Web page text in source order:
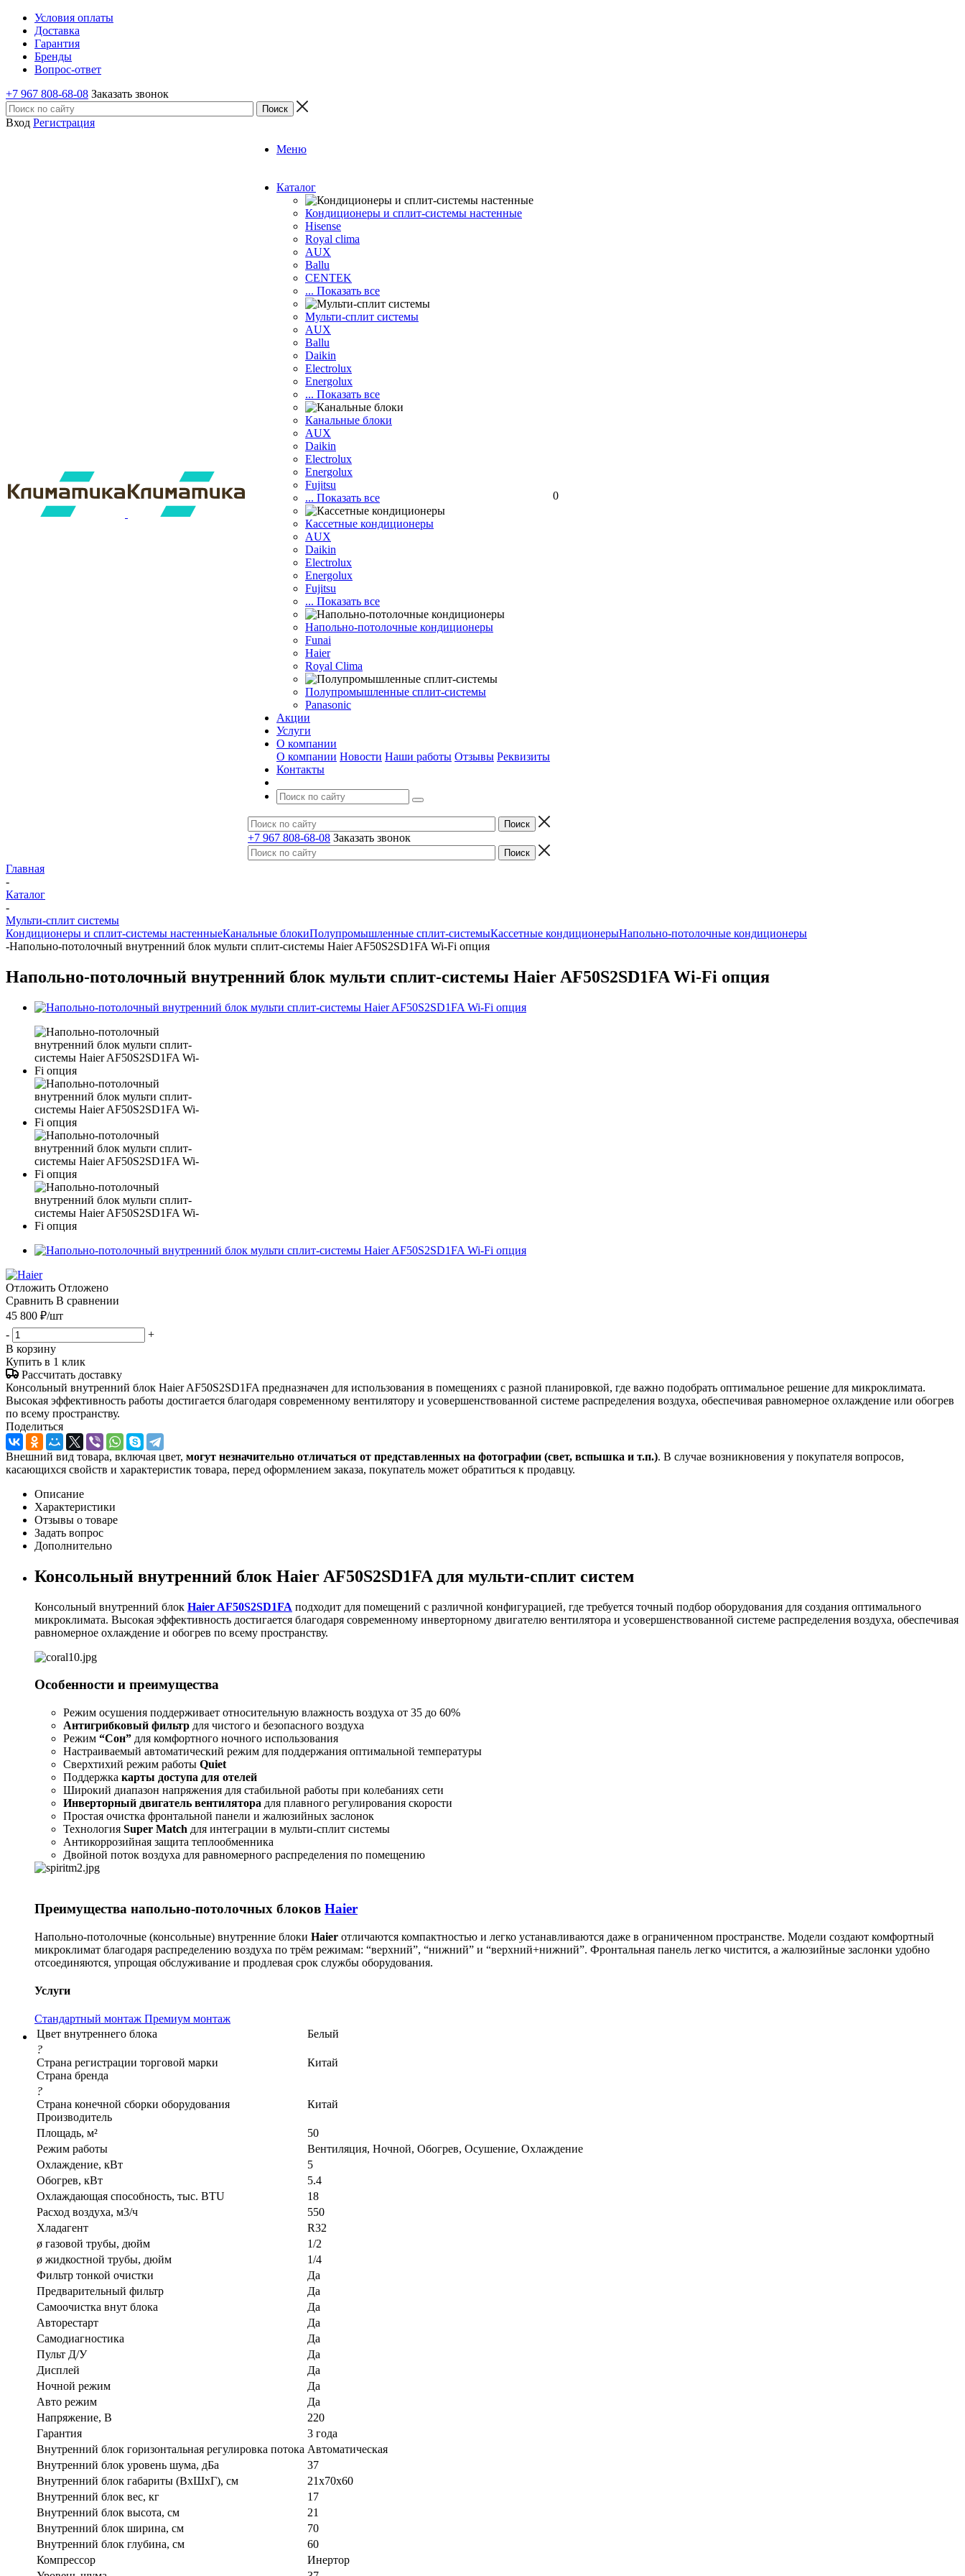
Условия оплаты
Доставка
Гарантия
Бренды
Вопрос-ответ
+7 967 808-68-08 Заказать звонок
Вход Регистрация
Меню
Каталог
Кондиционеры и сплит-системы настенные
Hisense
Royal clima
AUX
Ballu
CENTEK
... Показать все
Мульти-сплит системы
AUX
Ballu
Daikin
Electrolux
Energolux
... Показать все
Канальные блоки
AUX
Dаikin
Electrolux
Energolux
Fujitsu
... Показать все
Кассетные кондиционеры
AUX
Daikin
Electrolux
Energolux
Fujitsu
... Показать все
Напольно-потолочные кондиционеры
Funai
Haier
Royal Clima
Полупромышленные сплит-системы
Panasonic
Акции
Услуги
О компании
О компании Новости Наши работы Отзывы Реквизиты
Контакты
+7 967 808-68-08 Заказать звонок
0
Главная
-
Каталог
-
Мульти-сплит системы
Кондиционеры и сплит-системы настенныеКанальные блокиПолупромышленные сплит-системыКассетные кондиционерыНапольно-потолочные кондиционеры
-Напольно-потолочный внутренний блок мульти сплит-системы Haier AF50S2SD1FA Wi-Fi опция
Напольно-потолочный внутренний блок мульти сплит-системы Haier AF50S2SD1FA Wi-Fi опция
Отложить Отложено
Сравнить В сравнении
45 800 ₽/шт
-
+
В корзину
Купить в 1 клик
Рассчитать доставку
Консольный внутренний блок Haier AF50S2SD1FA предназначен для использования в помещениях с разной планировкой, где важно подобрать оптимальное решение для микроклимата.
Высокая эффективность работы достигается благодаря современному вентилятору и усовершенствованной системе распределения воздуха, обеспечивая равномерное охлаждение или обогрев
по всему пространству.
Поделиться
Внешний вид товара, включая цвет, могут незначительно отличаться от представленных на фотографии (свет, вспышка и т.п.). В случае возникновения у покупателя вопросов,
касающихся свойств и характеристик товара, перед оформлением заказа, покупатель может обратиться к продавцу.
Описание
Характеристики
Отзывы о товаре
Задать вопрос
Дополнительно
Консольный внутренний блок Haier AF50S2SD1FA для мульти-сплит систем
Консольный внутренний блок Haier AF50S2SD1FA подходит для помещений с различной конфигурацией, где требуется точный подбор оборудования для создания оптимального
микроклимата. Высокая эффективность достигается благодаря современному инверторному двигателю вентилятора и усовершенствованной системе распределения воздуха, обеспечивая
равномерное охлаждение и обогрев по всему пространству.
Особенности и преимущества
Режим осушения поддерживает относительную влажность воздуха от 35 до 60%
Антигрибковый фильтр для чистого и безопасного воздуха
Режим “Сон” для комфортного ночного использования
Настраиваемый автоматический режим для поддержания оптимальной температуры
Сверхтихий режим работы Quiet
Поддержка карты доступа для отелей
Широкий диапазон напряжения для стабильной работы при колебаниях сети
Инверторный двигатель вентилятора для плавного регулирования скорости
Простая очистка фронтальной панели и жалюзийных заслонок
Технология Super Match для интеграции в мульти-сплит системы
Антикоррозийная защита теплообменника
Двойной поток воздуха для равномерного распределения по помещению
Преимущества напольно-потолочных блоков Haier
Напольно-потолочные (консольные) внутренние блоки Haier отличаются компактностью и легко устанавливаются даже в ограниченном пространстве. Модели создают комфортный
микроклимат благодаря распределению воздуха по трём режимам: “верхний”, “нижний” и “верхний+нижний”. Фронтальная панель легко чистится, а жалюзийные заслонки удобно
отсоединяются, упрощая обслуживание и продлевая срок службы оборудования.
Услуги
Стандартный монтаж Премиум монтаж
Цвет внутреннего блока
Белый
?
Страна регистрации торговой марки
Страна бренда
Китай
?
Страна конечной сборки оборудования
Производитель
Китай
Площадь, м²
50
Режим работы
Вентиляция, Ночной, Обогрев, Осушение, Охлаждение
Охлаждение, кВт
5
Обогрев, кВт
5.4
Охлаждающая способность, тыс. BTU
18
Расход воздуха, м3/ч
550
Хладагент
R32
ø газовой трубы, дюйм
1/2
ø жидкостной трубы, дюйм
1/4
Фильтр тонкой очистки
Да
Предварительный фильтр
Да
Самоочистка внут блока
Да
Авторестарт
Да
Самодиагностика
Да
Пульт Д/У
Да
Дисплей
Да
Ночной режим
Да
Авто режим
Да
Напряжение, В
220
Гарантия
3 года
Внутренний блок горизонтальная регулировка потока Автоматическая
Внутренний блок уровень шума, дБа
37
Внутренний блок габариты (ВхШхГ), см
21x70x60
Внутренний блок вес, кг
17
Внутренний блок высота, см
21
Внутренний блок ширина, см
70
Внутренний блок глубина, см
60
Компрессор
Инертор